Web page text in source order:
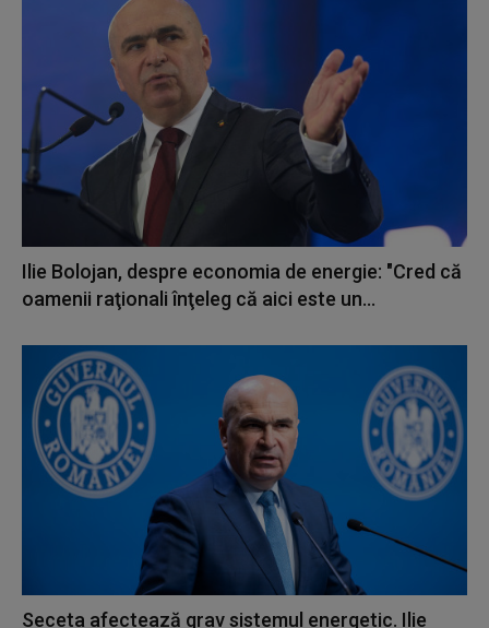
Ilie Bolojan, despre economia de energie: "Cred că
oamenii raţionali înţeleg că aici este un...
Seceta afectează grav sistemul energetic. Ilie